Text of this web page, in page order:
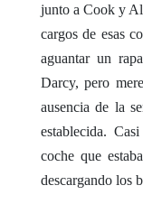
junto a Cook y
cargos de esas
aguantar un
Darcy, pero
ausencia de la
establecida.
coche que
descargando los